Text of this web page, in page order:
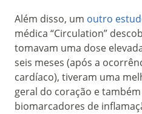
Além disso, um outro
médica “Circulation”
tomavam uma dose
seis meses (após a
cardíaco), tiveram uma
geral do coração e
biomarcadores de